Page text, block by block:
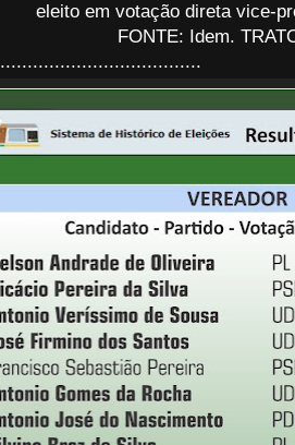
eleito em votação direta vice-
FONTE: Idem.